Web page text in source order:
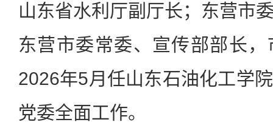
山东省水利厅副厅长；东营市
东营市委常委、宣传部部长
2026年5月任山东石油化工学
党委全面工作。